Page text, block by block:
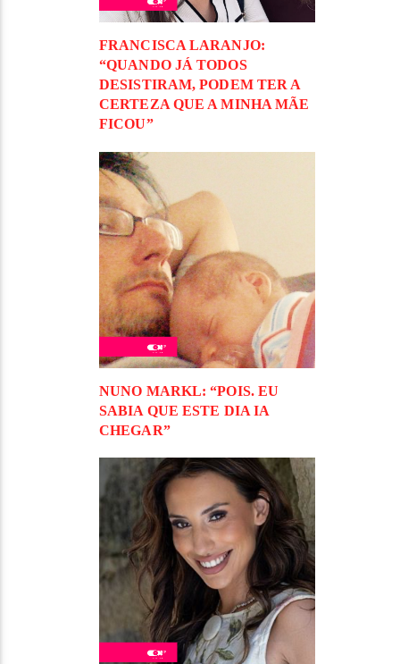
FRANCISCA LARANJO:
“QUANDO JÁ TODOS
DESISTIRAM, PODEM TER A
CERTEZA QUE A MINHA MÃE
FICOU”
NUNO MARKL: “POIS. EU
SABIA QUE ESTE DIA IA
CHEGAR”